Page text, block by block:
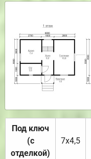
Под ключ
(с
отделкой)
7х4,5